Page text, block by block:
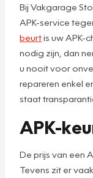
Bij Vakgarage
APK-service
beurtis uw APK-
nodig zijn, dan
u nooit voor
repareren enkel
staat
APK-
De prijs van een
Tevens zit er